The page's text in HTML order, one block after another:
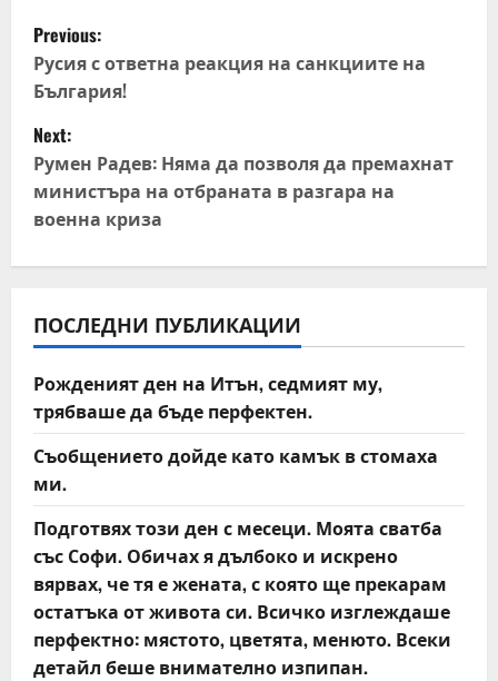
P
o
s
t
n
a
v
i
g
a
t
i
o
n
Previous:
Русия с ответна реакция на санкциите на
България!
Next:
Румен Радев: Няма да позволя да премахнат
министъра на отбраната в разгара на
военна криза
ПОСЛЕДНИ ПУБЛИКАЦИИ
Рожденият ден на Итън, седмият му,
трябваше да бъде перфектен.
Съобщението дойде като камък в стомаха
ми.
Подготвях този ден с месеци. Моята сватба
със Софи. Обичах я дълбоко и искрено
вярвах, че тя е жената, с която ще прекарам
остатъка от живота си. Всичко изглеждаше
перфектно: мястото, цветята, менюто. Всеки
детайл беше внимателно изпипан.